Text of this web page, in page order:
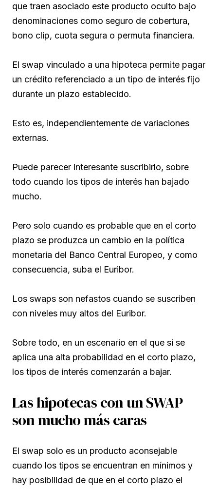
que traen asociado este producto oculto bajo
denominaciones como seguro de cobertura,
bono clip, cuota segura o permuta financiera.
El swap vinculado a una hipoteca permite pagar
un crédito referenciado a un tipo de interés fijo
durante un plazo establecido.
Esto es, independientemente de variaciones
externas.
Puede parecer interesante suscribirlo, sobre
todo cuando los tipos de interés han bajado
mucho.
Pero solo cuando es probable que en el corto
plazo se produzca un cambio en la política
monetaria del Banco Central Europeo, y como
consecuencia, suba el Euribor.
Los swaps son nefastos cuando se suscriben
con niveles muy altos del Euribor.
Sobre todo, en un escenario en el que si se
aplica una alta probabilidad en el corto plazo,
los tipos de interés comenzarán a bajar.
Las hipotecas con un SWAP
son mucho más caras
El swap solo es un producto aconsejable
cuando los tipos se encuentran en mínimos y
hay posibilidad de que en el corto plazo el